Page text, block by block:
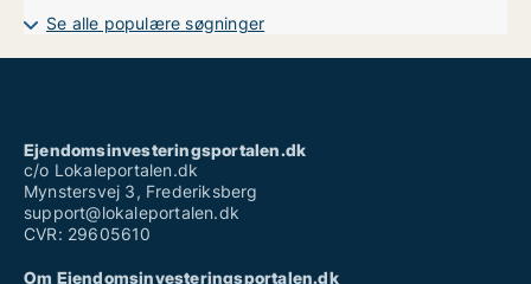
Se alle populære søgninger
Ejendomsinvesteringsportalen.dk
c/o Lokaleportalen.dk
Mynstersvej 3, Frederiksberg
support@lokaleportalen.dk
CVR: 29605610
Om Ejendomsinvesteringsportalen.dk